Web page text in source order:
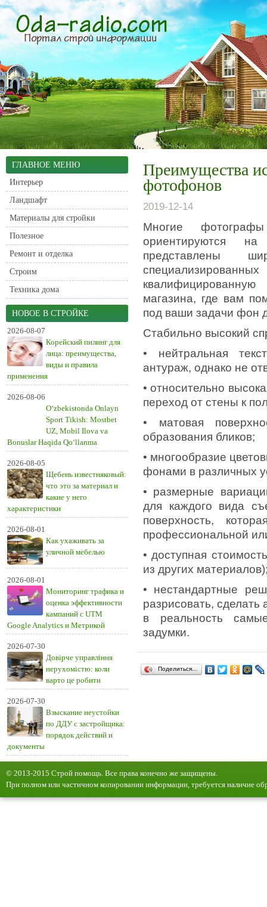
ГЛАВНОЕ МЕНЮ
Интерьер
Ландшафт
Материалы для стройки
Полезное
Ремонт и отделка
Строим
Техника дома
НОВОЕ В СТРОЙКЕ
2026-08-07
Корейский пилинг для
лица: преимущества,
виды и правила
применения
2026-08-06
O‘zbekistonda Onlayn
Sport Tikish: Mostbet
UZ, Mobil Ilova va
Bonuslar Haqida Qo‘llanma
2026-08-05
Щебень известняковый:
что это за материал и
какие у него
характеристики
2026-08-01
Как ухаживать за
уличной мебелью
2026-08-01
Мониторинг трафика и
оценка эффективности
кампаний с UTM
Google Analytics и Метрикой
2026-07-30
Довірче управління
нерухомістю: коли
варто це робити
2026-07-30
Взыскание неустойки
по ДДУ с застройщика:
порядок действий и
документы
Преимущества
фотофонов
2019-12-14
Многие
ориентируются
представлены
квалифицированную
магазина, где вам
под ваши задачи фон
Стабильно высокий
• нейтральная
антураж, однако не
• относительно
переход от стены к
• матовая
образования бликов;
• многообразие
фонами в различных
• размерные
для каждого вида
поверхность,
профессиональной
• доступная
из других
• нестандартные
разрисовать,
в реальность
задумки.
Поделиться…
© 2013-2015 Строй помощь. Все права конечно же защищены.
При полном или частичном копировании информации, требуется наличие